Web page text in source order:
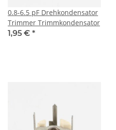
0.8-6.5 pF Drehkondensator
Trimmer Trimmkondensator
1,95 € *